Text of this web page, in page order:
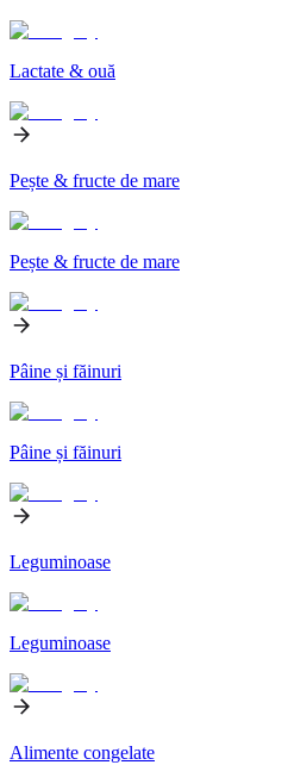
Lactate & ouă
Pește & fructe de mare
Pește & fructe de mare
Pâine și făinuri
Pâine și făinuri
Leguminoase
Leguminoase
Alimente congelate